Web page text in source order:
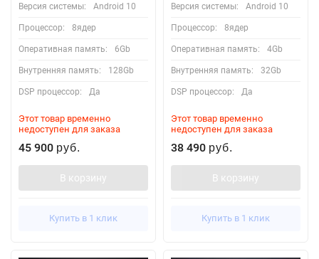
Версия системы: Android 10
Процессор: 8ядер
Оперативная память: 6Gb
Внутренняя память: 128Gb
DSP процессор: Да
Этот товар временно
недоступен для заказа
45 900 руб.
В корзину
Купить в 1 клик
Версия системы: Android 10
Процессор: 8ядер
Оперативная память: 4Gb
Внутренняя память: 32Gb
DSP процессор: Да
Этот товар временно
недоступен для заказа
38 490 руб.
В корзину
Купить в 1 клик